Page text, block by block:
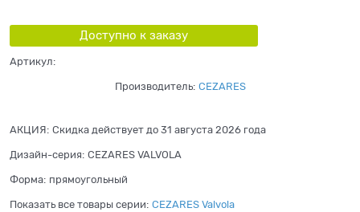
Доступно к заказу
Артикул:
Производитель: CEZARES
АКЦИЯ: Скидка действует до 31 августа 2026 года
Дизайн-серия: CEZARES VALVOLA
Форма: прямоугольный
Показать все товары серии: CEZARES Valvola